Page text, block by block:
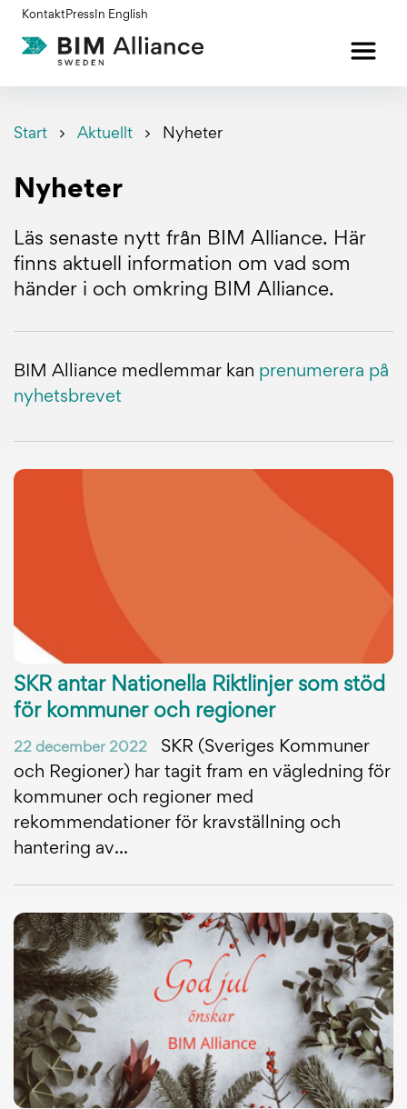
innehållet
Kontakt Press In English
Start Aktuellt Nyheter
Nyheter
Läs senaste nytt från BIM Alliance. Här
finns aktuell information om vad som
händer i och omkring BIM Alliance.
BIM Alliance medlemmar kan prenumerera på
nyhetsbrevet
SKR antar Nationella Riktlinjer som stöd
för kommuner och regioner
22 december 2022
SKR (Sveriges Kommuner
och Regioner) har tagit fram en vägledning för
kommuner och regioner med
rekommendationer för kravställning och
hantering av...